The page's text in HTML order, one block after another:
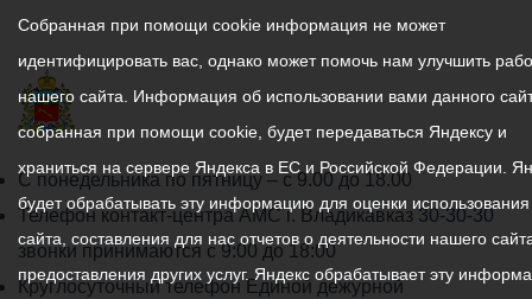
График
работы
администрации
местного
С понедельника по пятницу – с 9.00 до 18.00
Телефон контакт-центра АМС г. Владикавказ30-30-30
звонки принимаются с 9:00 до 18:00
Круглосуточный телефон Единой дежурной
Собранная при помощи cookie информация не может
идентифицировать вас, однако может помочь нам улучшить
нашего сайта. Информация об использовании вами данного
собранная при помощи cookie, будет передаваться Яндексу и
храниться на сервере Яндекса в ЕС и Российской Федерации.
будет обрабатывать эту информацию для оценки
сайта, составления для нас отчетов о деятельности нашего
предоставления других услуг. Яндекс обрабатывает эту